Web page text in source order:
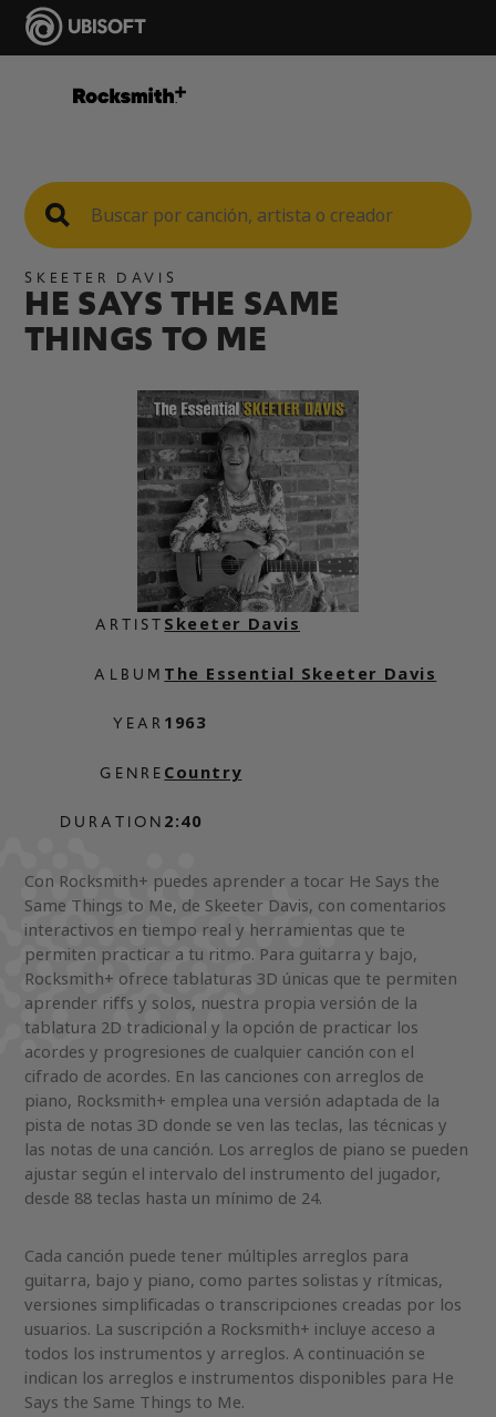
SKEETER DAVIS
HE SAYS THE SAME
THINGS TO ME
ARTIST
ALBUM
YEAR
GENRE
DURATION
Skeeter Davis
The Essential Skeeter Davis
1963
Country
2:40
Con Rocksmith+ puedes aprender a tocar He Says the
Same Things to Me, de Skeeter Davis, con comentarios
interactivos en tiempo real y herramientas que te
permiten practicar a tu ritmo. Para guitarra y bajo,
Rocksmith+ ofrece tablaturas 3D únicas que te permiten
aprender riffs y solos, nuestra propia versión de la
tablatura 2D tradicional y la opción de practicar los
acordes y progresiones de cualquier canción con el
cifrado de acordes. En las canciones con arreglos de
piano, Rocksmith+ emplea una versión adaptada de la
pista de notas 3D donde se ven las teclas, las técnicas y
las notas de una canción. Los arreglos de piano se pueden
ajustar según el intervalo del instrumento del jugador,
desde 88 teclas hasta un mínimo de 24.
Cada canción puede tener múltiples arreglos para
guitarra, bajo y piano, como partes solistas y rítmicas,
versiones simplificadas o transcripciones creadas por los
usuarios. La suscripción a Rocksmith+ incluye acceso a
todos los instrumentos y arreglos. A continuación se
indican los arreglos e instrumentos disponibles para He
Says the Same Things to Me.